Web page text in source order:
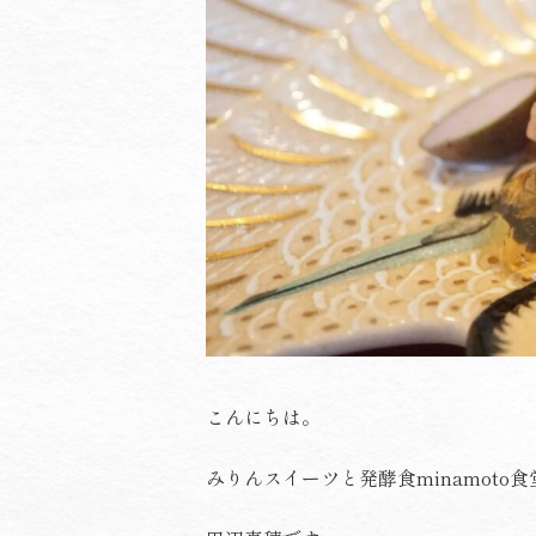
こんにちは。
みりんスイーツと発酵食minamoto食